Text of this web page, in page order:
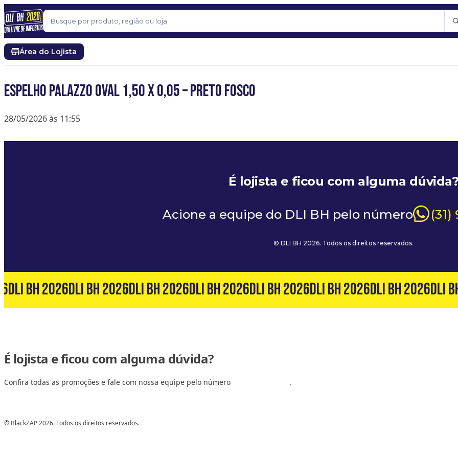
Pular para o conteúdo
Buscar
Área do Lojista
ESPELHO PALAZZO OVAL 1,50 X 0,05 – PRETO FOSCO
28/05/2026 às 11:55
É lojista e ficou com alguma dúvida?
Acione a equipe do DLI BH pelo número (31)
© DLI BH 2026. Todos os direitos reservados.
DLI BH 2026DLI BH 2026DLI BH 2026DLI BH 2026DLI BH 2026DLI BH 2026DLI BH 2026DLI
É lojista e ficou com alguma dúvida?
Confira todas as promoções e fale com nossa equipe pelo número .
© BlackZAP 2026. Todos os direitos reservados.